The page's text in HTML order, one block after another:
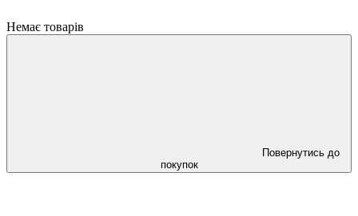
Немає товарів
Повернутись до
покупок